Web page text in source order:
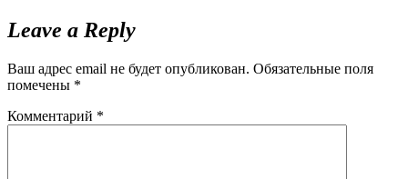
Leave a Reply
Ваш адрес email не будет опубликован. Обязательные поля
помечены *
Комментарий *